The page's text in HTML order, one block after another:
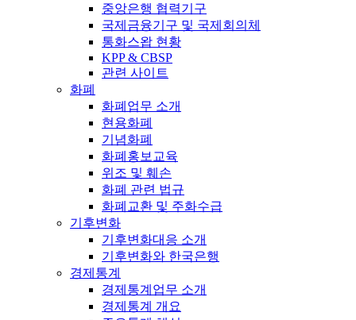
중앙은행 협력기구
국제금융기구 및 국제회의체
통화스왑 현황
KPP & CBSP
관련 사이트
화폐
화폐업무 소개
현용화폐
기념화폐
화폐홍보교육
위조 및 훼손
화폐 관련 법규
화폐교환 및 주화수급
기후변화
기후변화대응 소개
기후변화와 한국은행
경제통계
경제통계업무 소개
경제통계 개요